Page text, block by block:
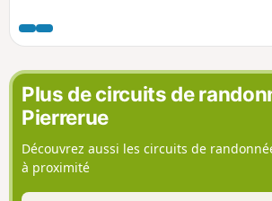
parcourir cette boucle l'été quand le soleil
chauffer.
Plus de circuits de
Pierrerue
Découvrez aussi les circuits de
à proximité